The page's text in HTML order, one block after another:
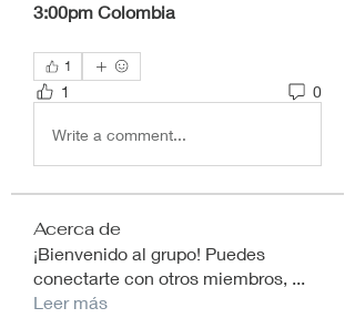
3:00pm Colombia
1
1 0
Write a comment...
Acerca de
¡Bienvenido al grupo! Puedes
conectarte con otros miembros, ...
Leer más